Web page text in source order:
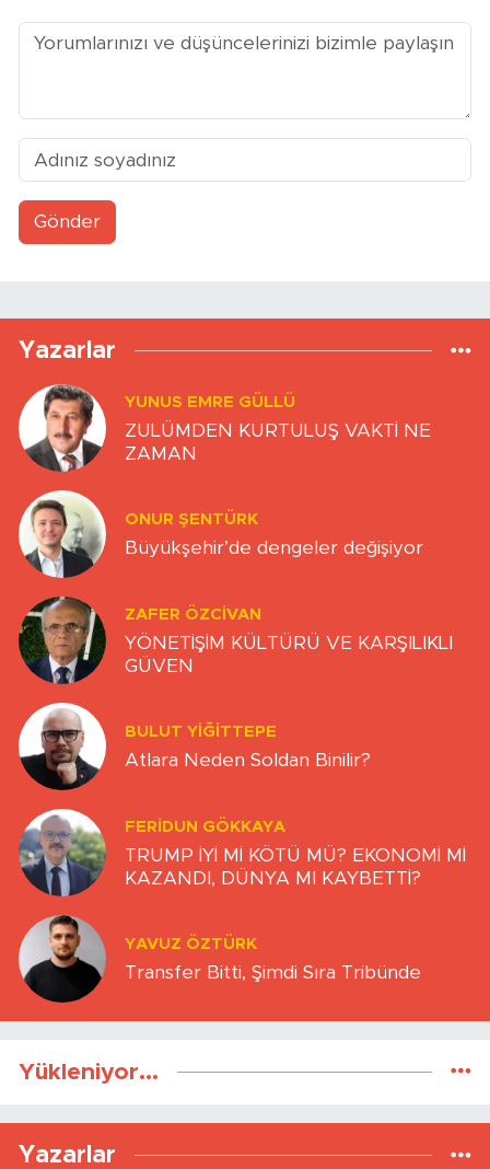
Gönder
Yazarlar
YUNUS EMRE GÜLLÜ
ZULÜMDEN KURTULUŞ VAKTİ NE
ZAMAN
ONUR ŞENTÜRK
Büyükşehir’de dengeler değişiyor
ZAFER ÖZCIVAN
YÖNETİŞİM KÜLTÜRÜ VE KARŞILIKLI
GÜVEN
BULUT YİĞİTTEPE
Atlara Neden Soldan Binilir?
FERIDUN GÖKKAYA
TRUMP İYİ Mİ KÖTÜ MÜ? EKONOMİ Mİ
KAZANDI, DÜNYA MI KAYBETTİ?
YAVUZ ÖZTÜRK
Transfer Bitti, Şimdi Sıra Tribünde
Yükleniyor...
Yazarlar